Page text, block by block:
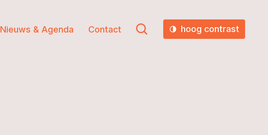
Nieuws & Agenda Contact hoog contrast